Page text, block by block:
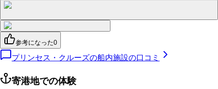
参考になった0
プリンセス・クルーズの船内施設の口コミ
寄港地での体験